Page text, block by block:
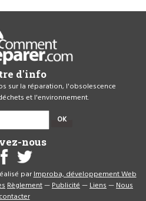
d'info
sur la réparation, l'obsolescence
et l'environnement.
OK
nous
parImproba, développement Web
Règlement—Publicité—Liens—Nous